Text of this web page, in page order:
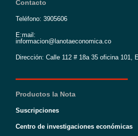
Contacto
Teléfono: 3905606
E:mail:
informacion@lanotaeconomica.co
Dirección: Calle 112 # 18a 35 oficina 101,
Productos la Nota
Suscripciones
Centro de investigaciones económicas